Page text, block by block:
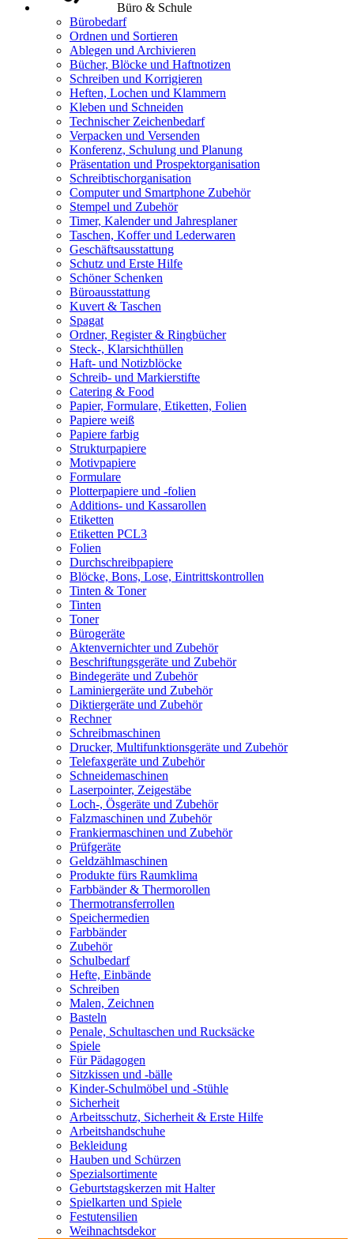
Büro & Schule
Bürobedarf
Ordnen und Sortieren
Ablegen und Archivieren
Bücher, Blöcke und Haftnotizen
Schreiben und Korrigieren
Heften, Lochen und Klammern
Kleben und Schneiden
Technischer Zeichenbedarf
Verpacken und Versenden
Konferenz, Schulung und Planung
Präsentation und Prospektorganisation
Schreibtischorganisation
Computer und Smartphone Zubehör
Stempel und Zubehör
Timer, Kalender und Jahresplaner
Taschen, Koffer und Lederwaren
Geschäftsausstattung
Schutz und Erste Hilfe
Schöner Schenken
Büroausstattung
Kuvert & Taschen
Spagat
Ordner, Register & Ringbücher
Steck-, Klarsichthüllen
Haft- und Notizblöcke
Schreib- und Markierstifte
Catering & Food
Papier, Formulare, Etiketten, Folien
Papiere weiß
Papiere farbig
Strukturpapiere
Motivpapiere
Formulare
Plotterpapiere und -folien
Additions- und Kassarollen
Etiketten
Etiketten PCL3
Folien
Durchschreibpapiere
Blöcke, Bons, Lose, Eintrittskontrollen
Tinten & Toner
Tinten
Toner
Bürogeräte
Aktenvernichter und Zubehör
Beschriftungsgeräte und Zubehör
Bindegeräte und Zubehör
Laminiergeräte und Zubehör
Diktiergeräte und Zubehör
Rechner
Schreibmaschinen
Drucker, Multifunktionsgeräte und Zubehör
Telefaxgeräte und Zubehör
Schneidemaschinen
Laserpointer, Zeigestäbe
Loch-, Ösgeräte und Zubehör
Falzmaschinen und Zubehör
Frankiermaschinen und Zubehör
Prüfgeräte
Geldzählmaschinen
Produkte fürs Raumklima
Farbbänder & Thermorollen
Thermotransferrollen
Speichermedien
Farbbänder
Zubehör
Schulbedarf
Hefte, Einbände
Schreiben
Malen, Zeichnen
Basteln
Penale, Schultaschen und Rucksäcke
Spiele
Für Pädagogen
Sitzkissen und -bälle
Kinder-Schulmöbel und -Stühle
Sicherheit
Arbeitsschutz, Sicherheit & Erste Hilfe
Arbeitshandschuhe
Bekleidung
Hauben und Schürzen
Spezialsortimente
Geburtstagskerzen mit Halter
Spielkarten und Spiele
Festutensilien
Weihnachtsdekor